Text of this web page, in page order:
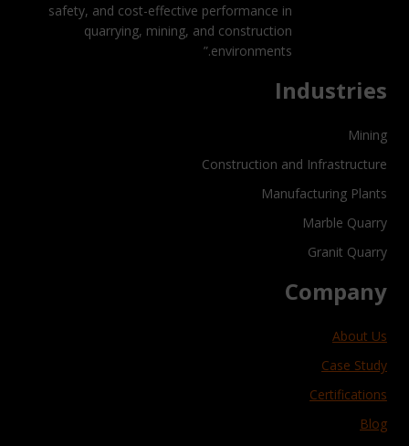
safety, and cost-effective performance in
quarrying, mining, and construction
environments.”
Industries
Mining
Construction and Infrastructure
Manufacturing Plants
Marble Quarry
Granit Quarry
Company
About Us
Case Study
Certifications
Blog